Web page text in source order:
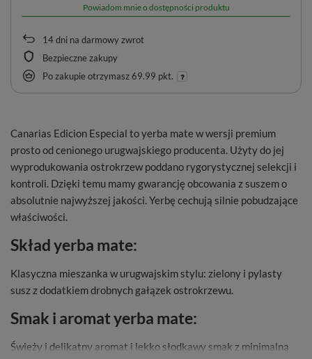
14dni na darmowy zwrot
Bezpieczne zakupy
Po zakupie otrzymasz69.99 pkt.
Powiadom mnie o dostępności produktu
Canarias Edicion Especial to yerba mate w wersji premium
prosto od cenionego urugwajskiego producenta. Użyty do jej
wyprodukowania ostrokrzew poddano rygorystycznej selekcji i
kontroli. Dzięki temu mamy gwarancję obcowania z suszem o
absolutnie najwyższej jakości. Yerbę cechują silnie pobudzające
właściwości.
Skład yerba mate:
Klasyczna mieszanka w urugwajskim stylu: zielony i pylasty
susz z dodatkiem drobnych gałązek ostrokrzewu.
Smak i aromat yerba mate:
Świeży i delikatny aromat i lekko słodkawy smak z minimalną